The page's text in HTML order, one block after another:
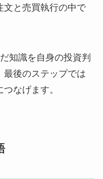
文と売買執行の中で
知識を自身の投資判
最後のステップでは
なげます。